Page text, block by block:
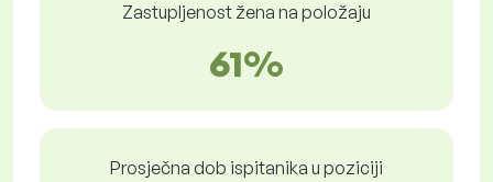
Zastupljenost žena na položaju
61%
Prosječna dob ispitanika u poziciji